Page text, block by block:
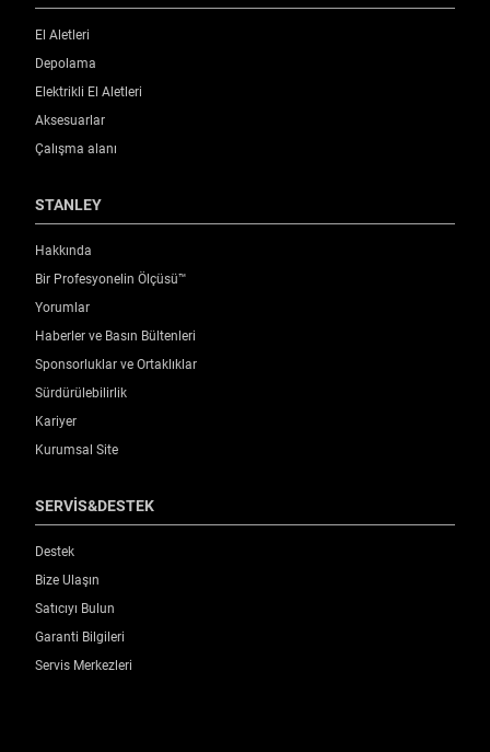
El Aletleri
Depolama
Elektrikli El Aletleri
Aksesuarlar
Çalışma alanı
STANLEY
Hakkında
Bir Profesyonelin Ölçüsü™
Yorumlar
Haberler ve Basın Bültenleri
Sponsorluklar ve Ortaklıklar
Sürdürülebilirlik
Kariyer
Kurumsal Site
SERVİS&DESTEK
Destek
Bize Ulaşın
Satıcıyı Bulun
Garanti Bilgileri
Servis Merkezleri